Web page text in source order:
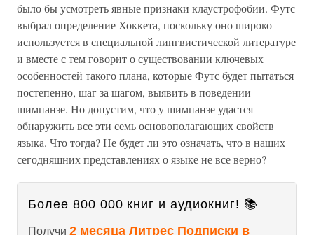
было бы усмотреть явные признаки клаустрофобии. Футс
выбрал определение Хоккета, поскольку оно широко
используется в специальной лингвистической литературе
и вместе с тем говорит о существовании ключевых
особенностей такого плана, которые Футс будет пытаться
постепенно, шаг за шагом, выявить в поведении
шимпанзе. Но допустим, что у шимпанзе удастся
обнаружить все эти семь основополагающих свойств
языка. Что тогда? Не будет ли это означать, что в наших
сегодняшних представлениях о языке не все верно?
Более 800 000 книг и аудиокниг! 📚
Получи 2 месяца Литрес Подписки в